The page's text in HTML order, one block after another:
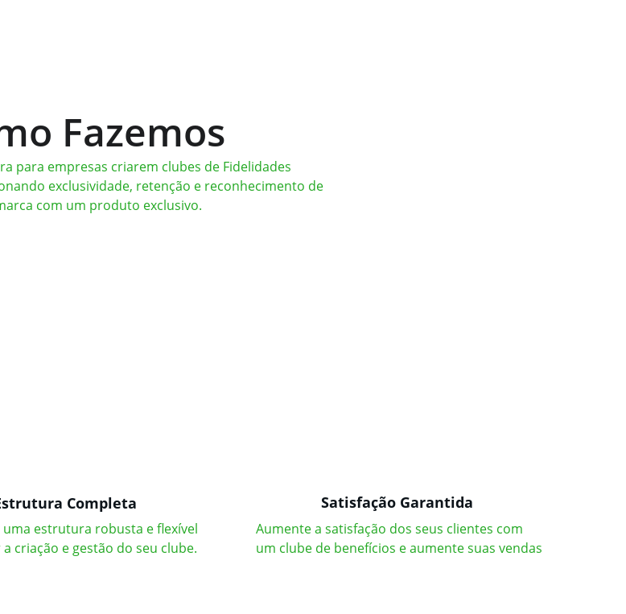
Fazemos
para empresas criarem clubes de Fidelidades
exclusividade, retenção e reconhecimento de
com um produto exclusivo.
Completa
uma estrutura robusta e flexível
criação e gestão do seu clube.
Aumente a satisfação dos seus clientes com
um clube de benefícios e aumente suas vendas
Satisfação Garantida